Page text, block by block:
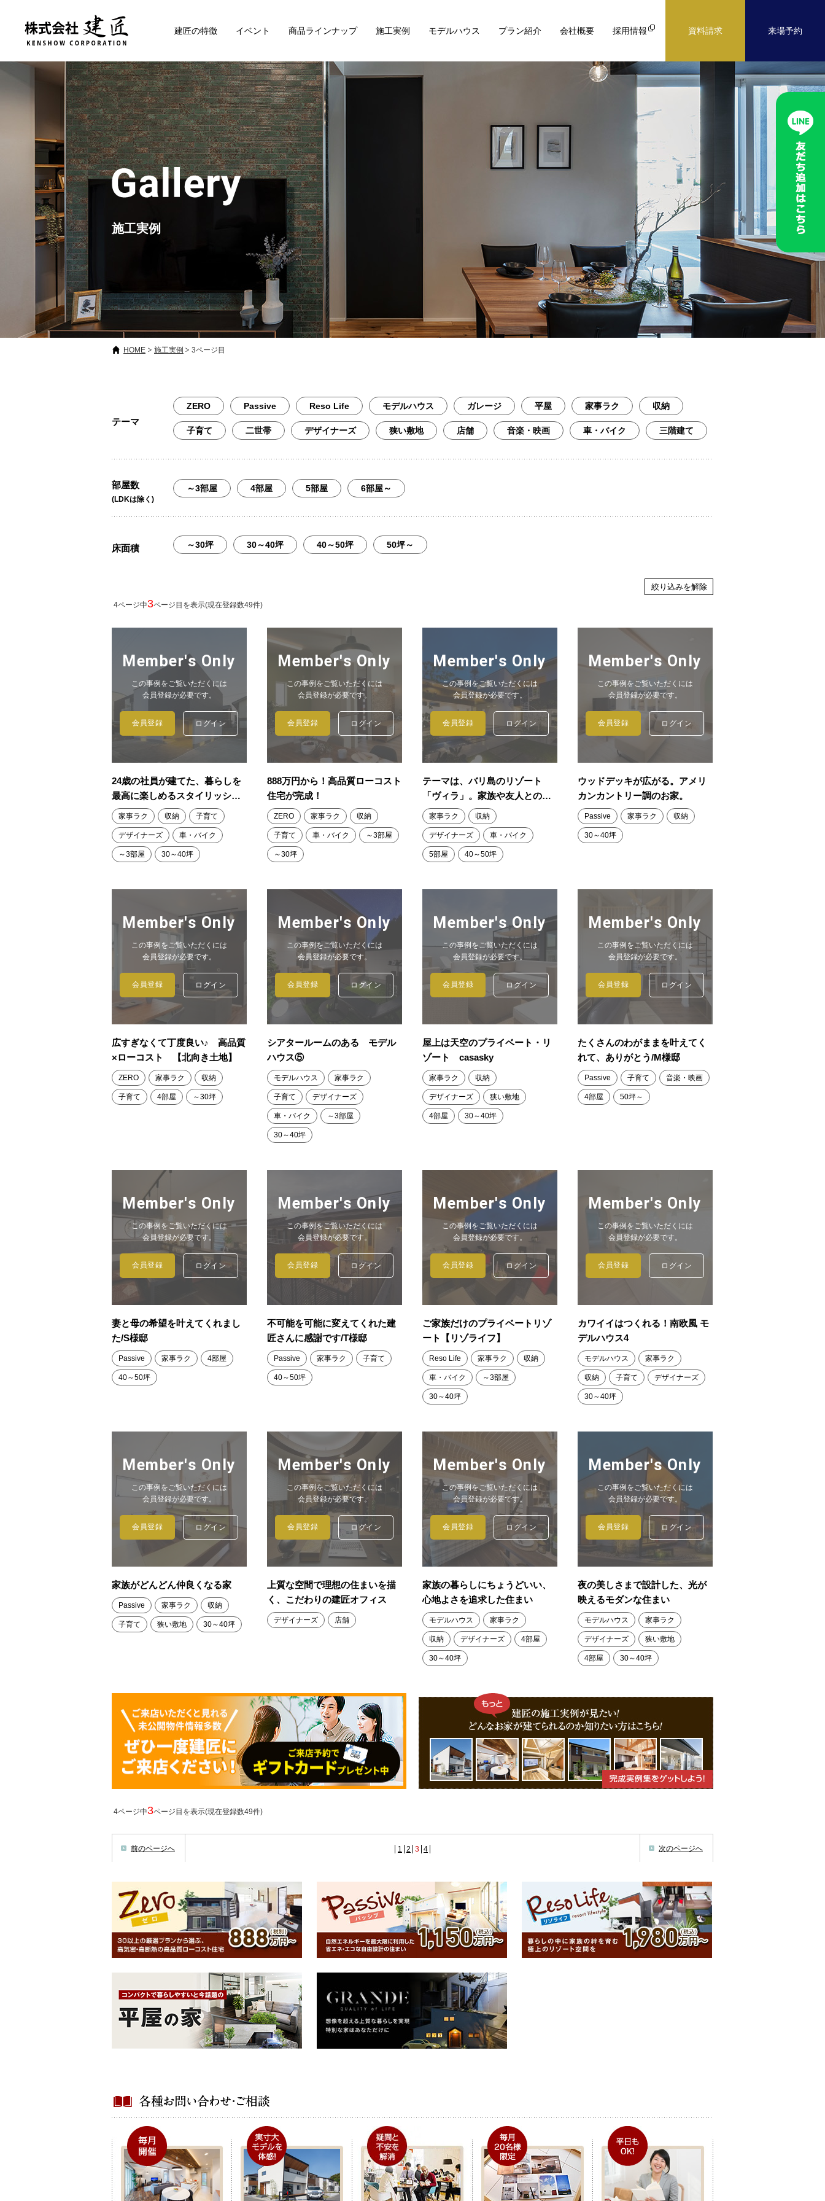
建匠の特徴 イベント 商品ラインナップ 施工実例 モデルハウス プラン紹介 会社概要 採用情報 資料請求 来場予約
施工実例
HOME 施工実例 3ページ目
テーマ
ZERO Passive Reso Life モデルハウス ガレージ 平屋 家事ラク 収納
子育て 二世帯 デザイナーズ 狭い敷地 店舗 音楽・映画 車・バイク 三階建て
部屋数
(LDKは除く)
～3部屋 4部屋 5部屋 6部屋～
床面積 ～30坪 30～40坪 40～50坪 50坪～
絞り込みを解除
4ページ中3ページ目を表示(現在登録数49件)
Member's Only
この事例をご覧いただくには
会員登録が必要です。
会員登録 ログイン
24歳の社員が建てた、暮らしを
最高に楽しめるスタイリッシ
ュ...
家事ラク 収納 子育て
デザイナーズ 車・バイク
～3部屋 30～40坪
Member's Only
この事例をご覧いただくには
会員登録が必要です。
会員登録 ログイン
888万円から！高品質ローコスト
住宅が完成！
ZERO 家事ラク 収納
子育て 車・バイク ～3部屋
～30坪
Member's Only
この事例をご覧いただくには
会員登録が必要です。
会員登録 ログイン
テーマは、バリ島のリゾート
「ヴィラ」。家族や友人との楽
し...
家事ラク 収納
デザイナーズ 車・バイク
5部屋 40～50坪
Member's Only
この事例をご覧いただくには
会員登録が必要です。
会員登録 ログイン
ウッドデッキが広がる。アメリ
カンカントリー調のお家。
Passive 家事ラク 収納
30～40坪
Member's Only
この事例をご覧いただくには
会員登録が必要です。
会員登録 ログイン
広すぎなくて丁度良い♪ 高品質
×ローコスト 【北向き土地】
ZERO 家事ラク 収納
子育て 4部屋 ～30坪
Member's Only
この事例をご覧いただくには
会員登録が必要です。
会員登録 ログイン
シアタールームのある モデル
ハウス⑤
モデルハウス 家事ラク
子育て デザイナーズ
車・バイク ～3部屋
30～40坪
Member's Only
この事例をご覧いただくには
会員登録が必要です。
会員登録 ログイン
屋上は天空のプライベート・リ
ゾート casasky
家事ラク 収納
デザイナーズ 狭い敷地
4部屋 30～40坪
Member's Only
この事例をご覧いただくには
会員登録が必要です。
会員登録 ログイン
たくさんのわがままを叶えてく
れて、ありがとう/M様邸
Passive 子育て 音楽・映画
4部屋 50坪～
Member's Only
この事例をご覧いただくには
会員登録が必要です。
会員登録 ログイン
妻と母の希望を叶えてくれまし
た/S様邸
Passive 家事ラク 4部屋
40～50坪
Member's Only
この事例をご覧いただくには
会員登録が必要です。
会員登録 ログイン
不可能を可能に変えてくれた建
匠さんに感謝です/T様邸
Passive 家事ラク 子育て
40～50坪
Member's Only
この事例をご覧いただくには
会員登録が必要です。
会員登録 ログイン
ご家族だけのプライベートリゾ
ート【リゾライフ】
Reso Life 家事ラク 収納
車・バイク ～3部屋
30～40坪
Member's Only
この事例をご覧いただくには
会員登録が必要です。
会員登録 ログイン
カワイイはつくれる！南欧風 モ
デルハウス4
モデルハウス 家事ラク
収納 子育て デザイナーズ
30～40坪
Member's Only
この事例をご覧いただくには
会員登録が必要です。
会員登録 ログイン
家族がどんどん仲良くなる家
Passive 家事ラク 収納
子育て 狭い敷地 30～40坪
Member's Only
この事例をご覧いただくには
会員登録が必要です。
会員登録 ログイン
上質な空間で理想の住まいを描
く、こだわりの建匠オフィス
デザイナーズ 店舗
Member's Only
この事例をご覧いただくには
会員登録が必要です。
会員登録 ログイン
家族の暮らしにちょうどいい、
心地よさを追求した住まい
モデルハウス 家事ラク
収納 デザイナーズ 4部屋
30～40坪
Member's Only
この事例をご覧いただくには
会員登録が必要です。
会員登録 ログイン
夜の美しさまで設計した、光が
映えるモダンな住まい
モデルハウス 家事ラク
デザイナーズ 狭い敷地
4部屋 30～40坪
4ページ中3ページ目を表示(現在登録数49件)
前のページへ 1 2 3 4 次のページへ